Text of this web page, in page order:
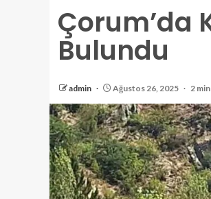
Çorum’da
Bulundu
admin Ağustos 26, 2025 2